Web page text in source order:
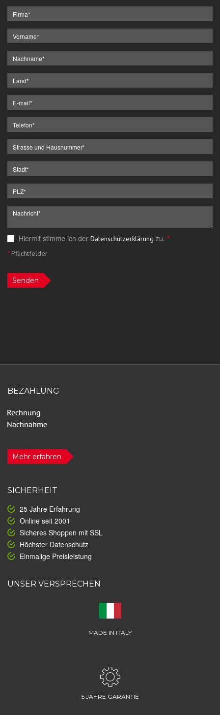
Hiermit stimme ich der Datenschutzerklärung zu. *
*Pflichtfelder
Senden
BEZAHLUNG
Mehr erfahren
SICHERHEIT
25 Jahre Erfahrung
Online seit 2001
Sicheres Shoppen mit SSL
Höchster Datenschutz
Einmalige Preisleistung
UNSER VERSPRECHEN
MADE IN ITALY
5 JAHRE GARANTIE